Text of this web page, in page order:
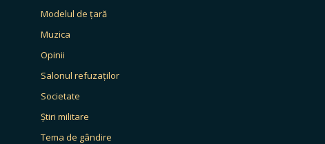
Modelul de țară
Muzica
Opinii
Salonul refuzaților
Societate
Știri militare
Tema de gândire